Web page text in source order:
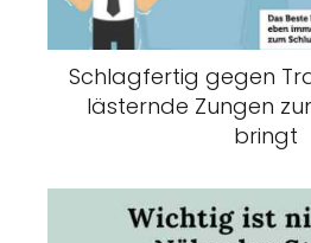
Schlagfertig gegen
lästernde Zungen
bringt